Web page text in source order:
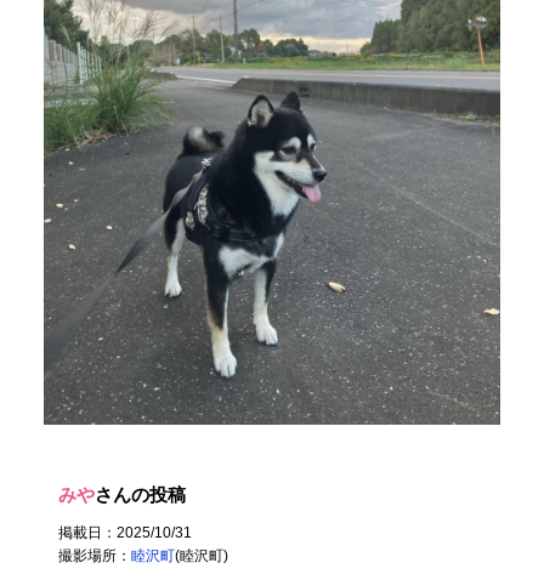
みやさんの投稿
掲載日：2025/10/31
撮影場所：睦沢町(睦沢町)